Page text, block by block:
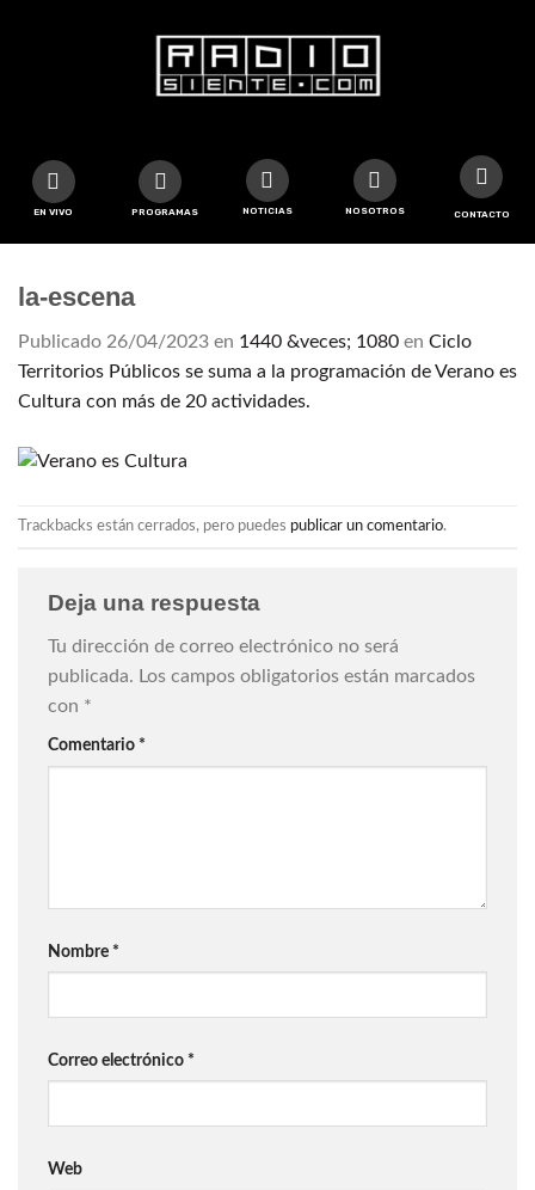
EN VIVO PROGRAMAS NOTICIAS NOSOTROS CONTACTO
la-escena
Publicado 26/04/2023 en 1440 &veces; 1080 en Ciclo
Territorios Públicos se suma a la programación de Verano es
Cultura con más de 20 actividades.
Trackbacks están cerrados, pero puedes publicar un comentario.
Deja una respuesta
Tu dirección de correo electrónico no será
publicada. Los campos obligatorios están marcados
con *
Comentario *
Nombre *
Correo electrónico *
Web